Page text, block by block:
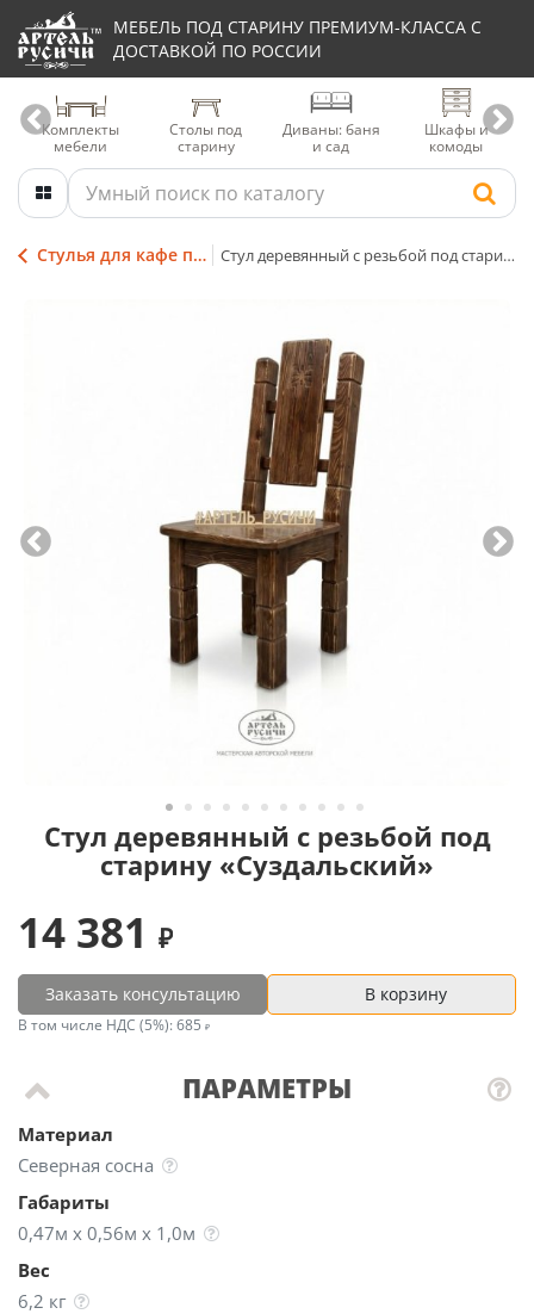
МЕБЕЛЬ ПОД СТАРИНУ ПРЕМИУМ-КЛАССА С
ДОСТАВКОЙ ПО РОССИИ
Комплекты
мебели
Столы под
старину
Диваны: баня
и сад
Шкафы и
комоды
Стулья для кафе под старину Стул деревянный с резьбой под старину «Суздальский»
Стул деревянный с резьбой под
старину «Суздальский»
ПАРАМЕТРЫ
Материал
Северная сосна
Габариты
0,47м х 0,56м х 1,0м
Вес
6,2 кг
14 381
Заказать консультацию В корзину
В том числе НДС (5%): 685